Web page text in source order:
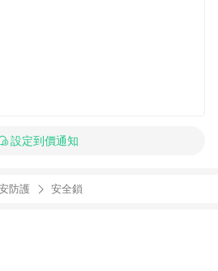
設定到價通知
防護 安全鎖